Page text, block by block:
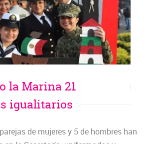
la Marina 21
igualitarios
de mujeres y 5 de hombres han